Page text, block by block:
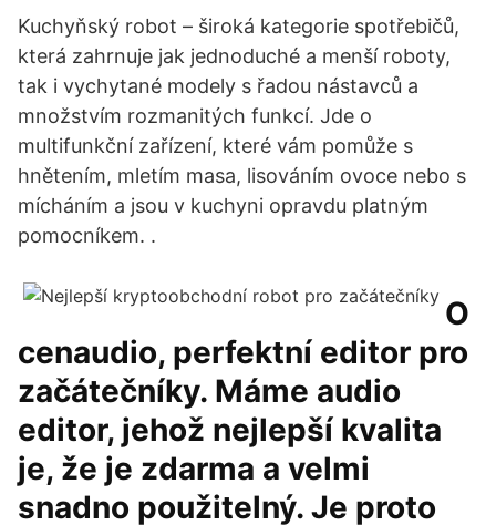
Kuchyňský robot – široká kategorie spotřebičů,
která zahrnuje jak jednoduché a menší roboty,
tak i vychytané modely s řadou nástavců a
množstvím rozmanitých funkcí. Jde o
multifunkční zařízení, které vám pomůže s
hnětením, mletím masa, lisováním ovoce nebo s
mícháním a jsou v kuchyni opravdu platným
pomocníkem. .
O
cenaudio, perfektní editor pro
začátečníky. Máme audio
editor, jehož nejlepší kvalita
je, že je zdarma a velmi
snadno použitelný. Je proto